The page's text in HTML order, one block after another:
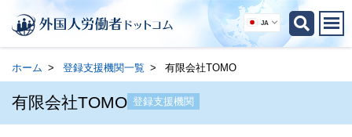
JA
ホーム 登録支援機関一覧 有限会社TOMO
有限会社TOMO 登録支援機関